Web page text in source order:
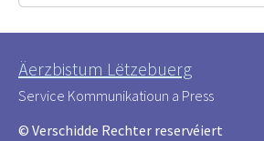
Äerzbistum Lëtzebuerg
Service Kommunikatioun a Press
© Verschidde Rechter reservéiert